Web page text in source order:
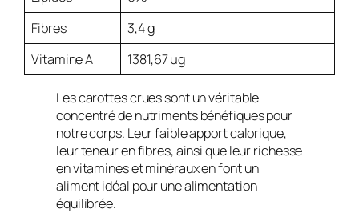
Fibres
3,4 g
Vitamine A
1381,67 µg
Les carottes crues sont un véritable
concentré de nutriments bénéfiques pour
notre corps. Leur faible apport calorique,
leur teneur en fibres, ainsi que leur richesse
en vitamines et minéraux en font un
aliment idéal pour une alimentation
équilibrée.